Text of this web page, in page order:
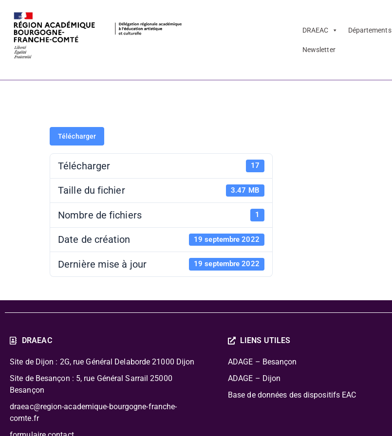
DRAEAC Départements
Newsletter
Télécharger
Télécharger 17
Taille du fichier 3.47 MB
Nombre de fichiers 1
Date de création 19 septembre 2022
Dernière mise à jour 19 septembre 2022
DRAEAC
Site de Dijon : 2G, rue Général Delaborde 21000 Dijon
Site de Besançon : 5, rue Général Sarrail 25000
Besançon
draeac@region-academique-bourgogne-franche-
comte.fr
LIENS UTILES
ADAGE – Besançon
ADAGE – Dijon
Base de données des dispositifs EAC